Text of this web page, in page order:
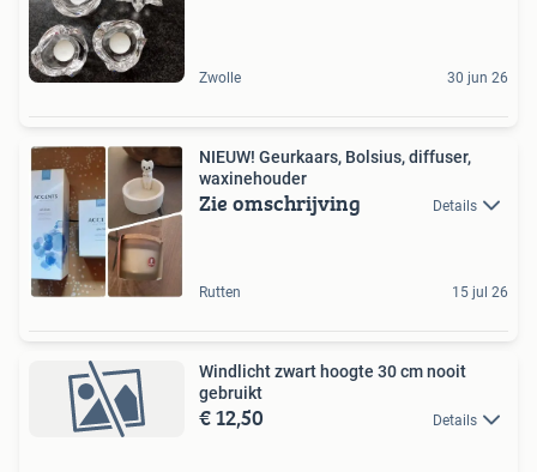
Zwolle 30 jun 26
NIEUW! Geurkaars, Bolsius, diffuser,
waxinehouder
Zie omschrijving Details
Rutten 15 jul 26
Windlicht zwart hoogte 30 cm nooit
gebruikt
€ 12,50 Details